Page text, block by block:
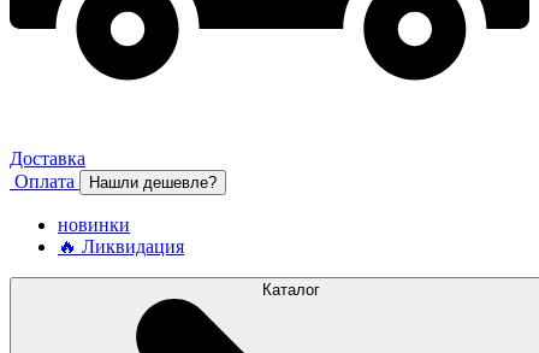
Доставка
Оплата
Нашли дешевле?
новинки
🔥 Ликвидация
Каталог